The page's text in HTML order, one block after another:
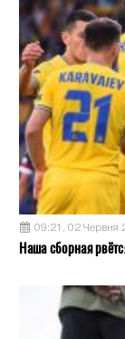
09:21, 02 Червня
Наша сборная